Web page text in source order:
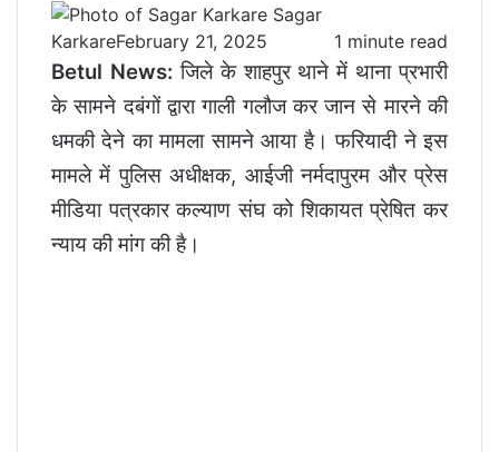
Sagar
KarkareFebruary 21, 2025 1 minute read
Betul News: जिले के शाहपुर थाने में थाना प्रभारी
के सामने दबंगों द्वारा गाली गलौज कर जान से मारने की
धमकी देने का मामला सामने आया है। फरियादी ने इस
मामले में पुलिस अधीक्षक, आईजी नर्मदापुरम और प्रेस
मीडिया पत्रकार कल्याण संघ को शिकायत प्रेषित कर
न्याय की मांग की है।